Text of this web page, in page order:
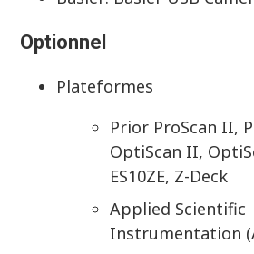
Optionnel
Plateformes
Prior ProScan II,
OptiScan II,
ES10ZE, Z-Deck
Applied Scientific
Instrumentation